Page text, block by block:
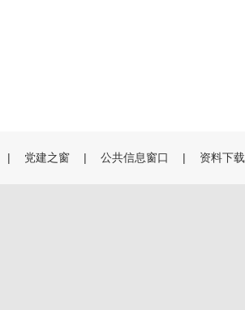
| 党建之窗 | 公共信息窗口 | 资料下载